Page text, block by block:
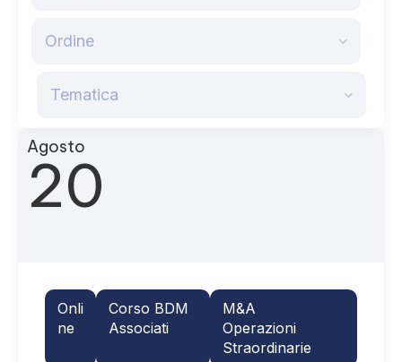
Ordine
Tematica
Agosto
20
Onli
ne
Corso BDM
Associati
M&A
Operazioni
Straordinarie